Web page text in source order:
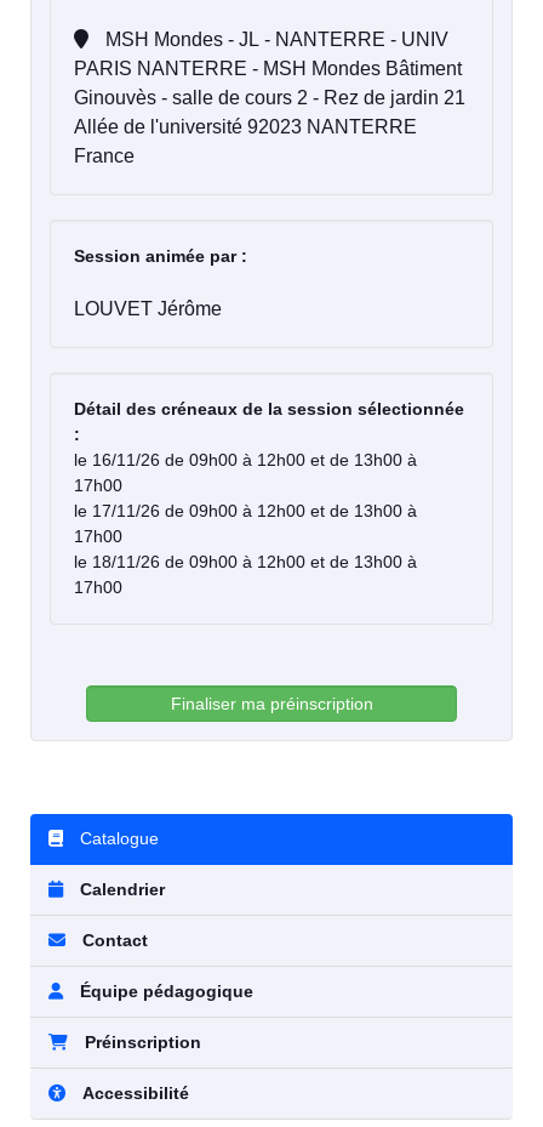
PARIS NANTERRE - MSH Mondes Bâtiment
Ginouvès - salle de cours 2 - Rez de jardin 21
Allée de l'université 92023 NANTERRE
France
Session animée par :
LOUVET Jérôme
Détail des créneaux de la session sélectionnée
:
le 16/11/26 de 09h00 à 12h00 et de 13h00 à
17h00
le 17/11/26 de 09h00 à 12h00 et de 13h00 à
17h00
le 18/11/26 de 09h00 à 12h00 et de 13h00 à
17h00
Finaliser ma préinscription
Catalogue
Calendrier
Contact
Équipe pédagogique
Préinscription
Accessibilité